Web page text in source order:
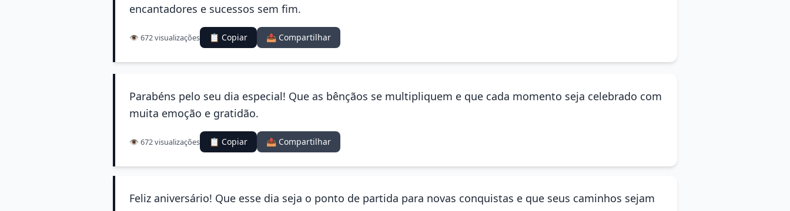
encantadores e sucessos sem fim.
👁️ 672 visualizações 📋 Copiar 📤 Compartilhar
Parabéns pelo seu dia especial! Que as bênçãos se multipliquem e que cada momento seja celebrado com
muita emoção e gratidão.
👁️ 672 visualizações 📋 Copiar 📤 Compartilhar
Feliz aniversário! Que esse dia seja o ponto de partida para novas conquistas e que seus caminhos sejam